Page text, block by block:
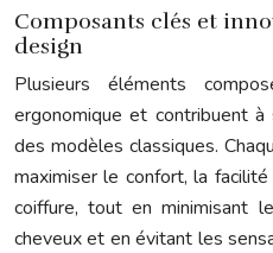
Composants clés et
design
Plusieurs éléments
ergonomique et contribuent
des modèles classiques.
maximiser le confort, la
coiffure, tout en minimisant
cheveux et en évitant les